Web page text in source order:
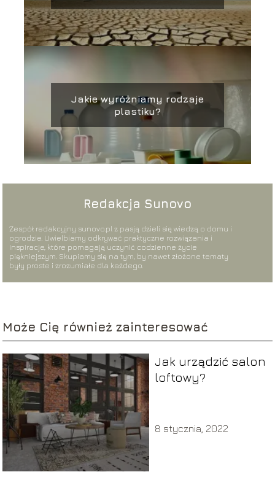
Jakie wyróżniamy rodzaje
plastiku?
Redakcja Sunovo
Zespół redakcyjny sunovo.pl z pasją dzieli się wiedzą o domu i
ogrodzie. Uwielbiamy odkrywać praktyczne rozwiązania i
inspiracje, które pomagają uczynić codzienne życie
piękniejszym. Skupiamy się na tym, by nawet złożone tematy
były proste i zrozumiałe dla każdego.
Może Cię również zainteresować
Jak urządzić salon
loftowy?
8 stycznia, 2022